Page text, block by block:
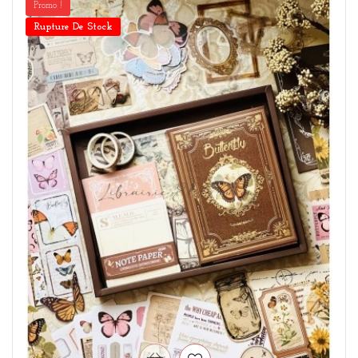
Promo !
Rupture De Stock